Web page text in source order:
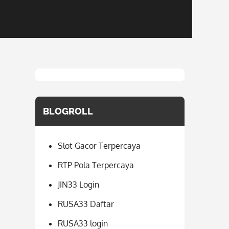
BLOGROLL
Slot Gacor Terpercaya
RTP Pola Terpercaya
JIN33 Login
RUSA33 Daftar
RUSA33 login